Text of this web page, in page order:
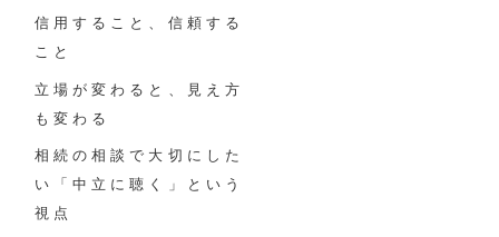
信用すること、信頼する
こと
立場が変わると、見え方
も変わる
相続の相談で大切にした
い「中立に聴く」という
視点